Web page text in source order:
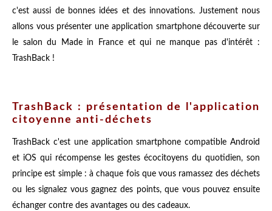
c'est aussi de bonnes idées et des innovations. Justement nous
allons vous présenter une application smartphone découverte sur
le salon du Made in France et qui ne manque pas d'intérêt :
TrashBack !
TrashBack : présentation de l'application
citoyenne anti-déchets
TrashBack c'est une application smartphone compatible Android
et iOS qui récompense les gestes écocitoyens du quotidien, son
principe est simple : à chaque fois que vous ramassez des déchets
ou les signalez vous gagnez des points, que vous pouvez ensuite
échanger contre des avantages ou des cadeaux.